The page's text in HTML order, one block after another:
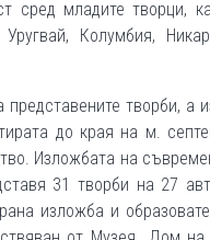
сред младите творци,
Колумбия,
творби, а
до края на м.
Изложбата на
31 творби на 27
изложба и